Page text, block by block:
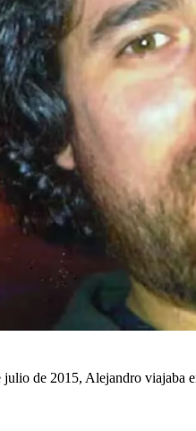
de 2015, Alejandro viajaba